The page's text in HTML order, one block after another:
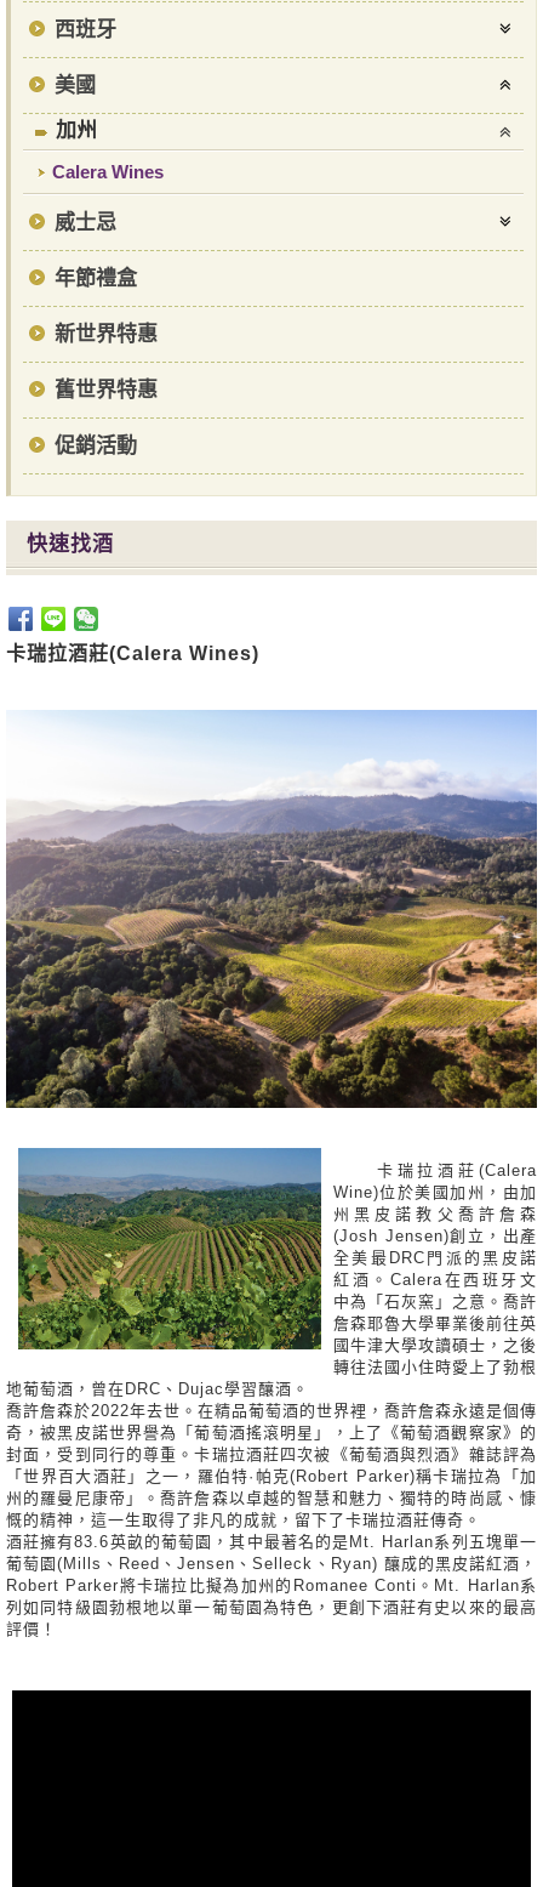
西班牙
美國
加州
Calera Wines
威士忌
年節禮盒
新世界特惠
舊世界特惠
促銷活動
快速找酒
卡瑞拉酒莊(Calera Wines)
卡瑞拉酒莊(Calera
Wine)位於美國加州，由加
州黑皮諾教父喬許詹森
(Josh Jensen)創立，出產
全美最DRC門派的黑皮諾
紅酒。Calera在西班牙文
中為「石灰窯」之意。喬許
詹森耶魯大學畢業後前往英
國牛津大學攻讀碩士，之後
轉往法國小住時愛上了勃根
地葡萄酒，曾在DRC、Dujac學習釀酒。
喬許詹森於2022年去世。在精品葡萄酒的世界裡，喬許詹森永遠是個傳
奇，被黑皮諾世界譽為「葡萄酒搖滾明星」，上了《葡萄酒觀察家》的
封面，受到同行的尊重。卡瑞拉酒莊四次被《葡萄酒與烈酒》雜誌評為
「世界百大酒莊」之一，羅伯特·帕克(Robert Parker)稱卡瑞拉為「加
州的羅曼尼康帝」。喬許詹森以卓越的智慧和魅力、獨特的時尚感、慷
慨的精神，這一生取得了非凡的成就，留下了卡瑞拉酒莊傳奇。
酒莊擁有83.6英畝的葡萄園，其中最著名的是Mt. Harlan系列五塊單一
葡萄園(Mills、Reed、Jensen、Selleck、Ryan) 釀成的黑皮諾紅酒，
Robert Parker將卡瑞拉比擬為加州的Romanee Conti。Mt. Harlan系
列如同特級園勃根地以單一葡萄園為特色，更創下酒莊有史以來的最高
評價！